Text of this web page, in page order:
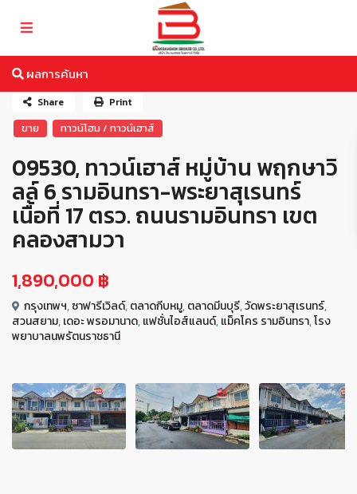
ผลการค้นหา
ขาย ทาวน์โฮม / ทาวน์เฮาส์
09530, ทาวน์เฮาส์ หมู่บ้าน พฤกษาวิ
ลล์ 6 รามอินทรา-พระยาสุเรนทร์
เนื้อที่ 17 ตรว. ถนนรามอินทรา เขต
คลองสามวา
1,890,000 ฿
กรุงเทพฯ,ซาฟารีเวิลด์,ตลาดกีบหมู,ตลาดมีนบุรี,วัดพระยาสุเรนทร์,
สวนสยาม,เดอะ พรอมานาด,แฟชั่นไอส์แลนด์,แม็คโคร รามอินทรา,โรง
พยาบาลนพรัตนราชธานี
Share Print